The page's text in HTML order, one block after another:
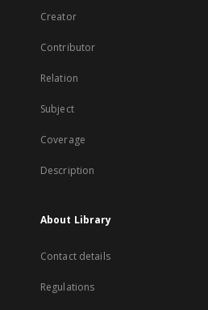
Creator
Contributor
Relation
Subject
Coverage
Description
About Library
Contact details
Regulations